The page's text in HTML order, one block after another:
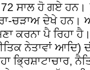
ਸਾਲ ਹੋ ਗਏ ਹਨ।
ਚੜਾਅ ਦੇਖੇ ਹਨ।
ਕਰਨਾ ਪੈ ਰਿਹਾ
ਨੇਤਾਵਾਂ ਆਦਿ)
ਭ੍ਰਿਸ਼ਾਟਾਚਾਰ,